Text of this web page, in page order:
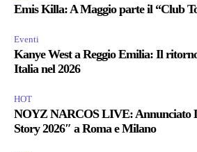
Emis Killa: A Maggio parte il “Club
Eventi
Kanye West a Reggio Emilia: Il
Italia nel 2026
HOT
NOYZ NARCOS LIVE: Annunciato
Story 2026″ a Roma e Milano